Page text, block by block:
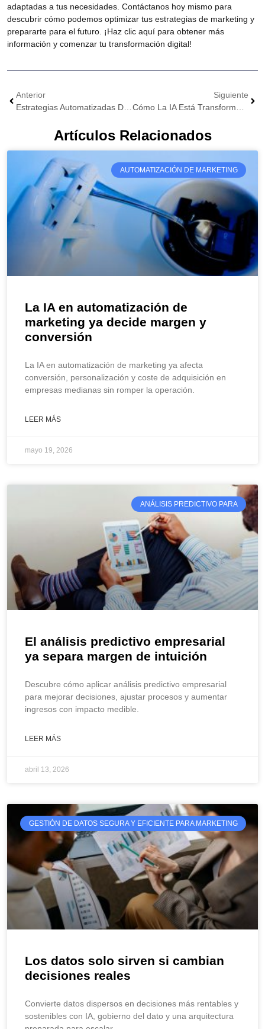
adaptadas a tus necesidades. Contáctanos hoy mismo para
descubrir cómo podemos optimizar tus estrategias de marketing y
prepararte para el futuro. ¡Haz clic aquí para obtener más
información y comenzar tu transformación digital!
Anterior
Siguiente
Artículos Relacionados
AUTOMATIZACIÓN DE MARKETING
La IA en automatización de
marketing ya decide margen y
conversión
La IA en automatización de marketing ya afecta
conversión, personalización y coste de adquisición en
empresas medianas sin romper la operación.
LEER MÁS
mayo 19, 2026
ANÁLISIS PREDICTIVO PARA
El análisis predictivo empresarial
ya separa margen de intuición
Descubre cómo aplicar análisis predictivo empresarial
para mejorar decisiones, ajustar procesos y aumentar
ingresos con impacto medible.
LEER MÁS
abril 13, 2026
GESTIÓN DE DATOS SEGURA Y EFICIENTE PARA MARKETING
Los datos solo sirven si cambian
decisiones reales
Convierte datos dispersos en decisiones más rentables y
sostenibles con IA, gobierno del dato y una arquitectura